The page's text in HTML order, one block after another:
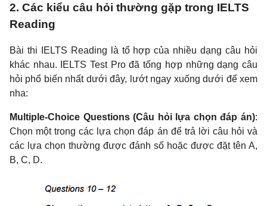
2. Các kiểu câu hỏi thường gặp trong IELTS
Reading
Bài thi IELTS Reading là tổ hợp của nhiều dạng câu hỏi
khác nhau. IELTS Test Pro đã tổng hợp những dạng câu
hỏi phổ biến nhất dưới đây, lướt ngay xuống dưới để xem
nha:
Multiple-Choice Questions (Câu hỏi lựa chọn đáp án):
Chọn một trong các lựa chọn đáp án để trả lời câu hỏi và
các lựa chọn thường được đánh số hoặc được đặt tên A,
B, C, D.